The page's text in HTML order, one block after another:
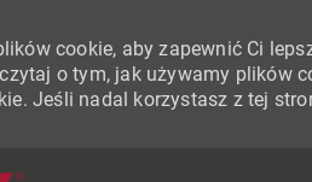
cookie, aby zapewnić Ci
o tym, jak używamy plików
Jeśli nadal korzystasz z tej